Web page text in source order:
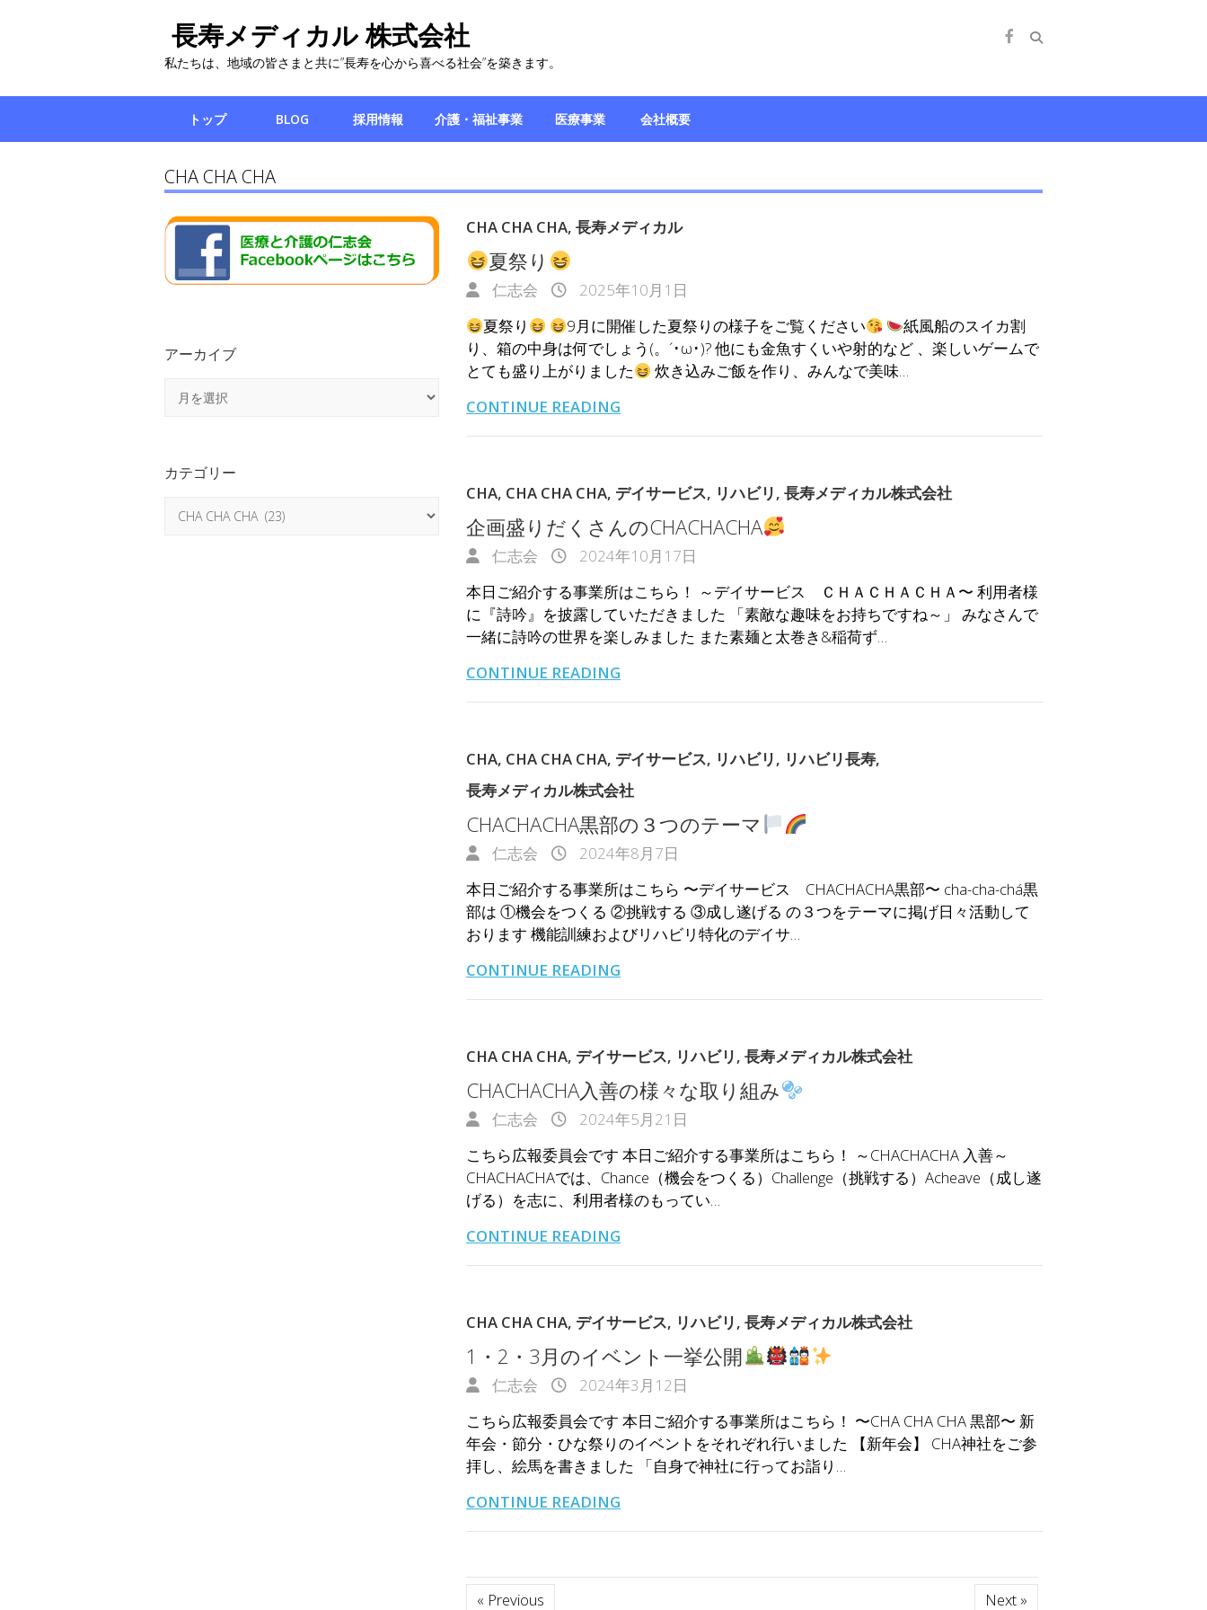
長寿メディカル 株式会社
私たちは、地域の皆さまと共に”長寿を心から喜べる社会”を築きます。
トップ BLOG 採用情報 介護・福祉事業 医療事業 会社概要
CHA CHA CHA
CHA CHA CHA,長寿メディカル
夏祭り
仁志会
2025年10月1日
夏祭り
9月に開催した夏祭りの様子をご覧ください
紙風船のスイカ割
り、箱の中身は何でしょう(。´･ω･)? 他にも金魚すくいや射的など 、楽しいゲームで
とても盛り上がりました
炊き込みご飯を作り、みんなで美味…
CONTINUE READING
CHA, CHA CHA CHA, デイサービス, リハビリ,長寿メディカル株式会社
企画盛りだくさんのCHACHACHA
仁志会
2024年10月17日
本日ご紹介する事業所はこちら！ ～デイサービス ＣＨＡＣＨＡＣＨＡ〜 利用者様
に『詩吟』を披露していただきました 「素敵な趣味をお持ちですね～」 みなさんで
一緒に詩吟の世界を楽しみました また素麺と太巻き&稲荷ず…
CONTINUE READING
CHA, CHA CHA CHA, デイサービス, リハビリ, リハビリ長寿,
長寿メディカル株式会社
CHACHACHA黒部の３つのテーマ
仁志会
2024年8月7日
本日ご紹介する事業所はこちら 〜デイサービス CHACHACHA黒部〜 cha-cha-chá黒
部は ①機会をつくる ②挑戦する ③成し遂げる の３つをテーマに掲げ日々活動して
おります 機能訓練およびリハビリ特化のデイサ…
CONTINUE READING
CHA CHA CHA, デイサービス, リハビリ,長寿メディカル株式会社
CHACHACHA入善の様々な取り組み
仁志会
2024年5月21日
こちら広報委員会です 本日ご紹介する事業所はこちら！ ～CHACHACHA 入善～
CHACHACHAでは、Chance（機会をつくる）Challenge（挑戦する）Acheave（成し遂
げる）を志に、利用者様のもってい…
CONTINUE READING
CHA CHA CHA, デイサービス, リハビリ,長寿メディカル株式会社
1・2・3月のイベント一挙公開
仁志会
2024年3月12日
こちら広報委員会です 本日ご紹介する事業所はこちら！ 〜CHA CHA CHA 黒部〜 新
年会・節分・ひな祭りのイベントをそれぞれ行いました 【新年会】 CHA神社をご参
拝し、絵馬を書きました 「自身で神社に行ってお詣り…
CONTINUE READING
« Previous Next »
アーカイブ
ブ
カテゴリー